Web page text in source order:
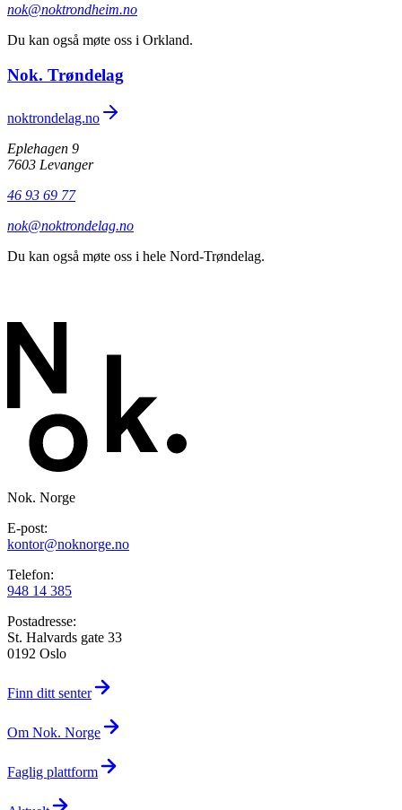
nok@noktrondheim.no
Du kan også møte oss i Orkland.
Nok. Trøndelag
noktrondelag.no
Eplehagen 9
7603 Levanger
46 93 69 77
nok@noktrondelag.no
Du kan også møte oss i hele Nord-Trøndelag.
Nok. Norge
E-post:
kontor@noknorge.no
Telefon:
948 14 385
Postadresse:
St. Halvards gate 33
0192 Oslo
Finn ditt senter
Om Nok. Norge
Faglig plattform